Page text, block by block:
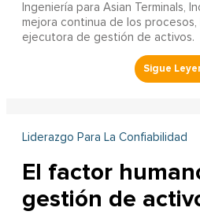
Ingeniería para Asian Terminals,
mejora continua de los
ejecutora de gestión de activos.
Liderazgo Para La Confiabilidad
El factor
gestión de